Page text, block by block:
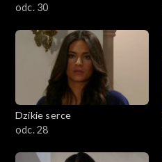
odc. 30
Dzikie serce
odc. 28